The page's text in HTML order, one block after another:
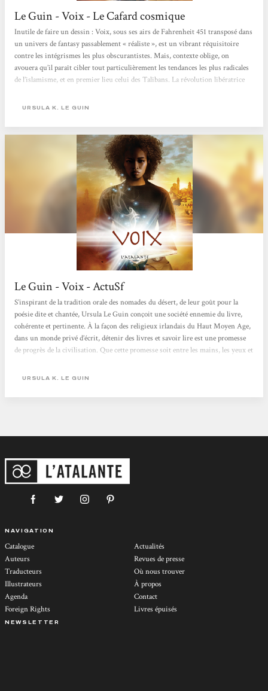
Le Guin - Voix - Le Cafard cosmique
Inutile de faire un dessin : Voix, sous ses airs de Fahrenheit 451 transposé dans
un univers de fantasy passablement « réaliste », est un vibrant réquisitoire
contre les intégrismes les plus obscurantistes. Mais, contexte oblige, on
avouera qu’il paraît cibler tout particulièrement les tendances les plus radicales
de l’islamisme, et en premier lieu celui des Talibans. La révolution libératrice
Orrec Caspro flambeau de la liberté, il est difficile de ne pas faire le lien avec
URSULA K. LE GUIN
Le Guin - Voix - ActuSf
S’inspirant de la tradition orale des nomades du désert, de leur goût pour la
poésie dite et chantée, Ursula Le Guin conçoit une société ennemie du livre,
cohérente et pertinente. À la façon des religieux irlandais du Haut Moyen Age,
dans un monde privé d’écrit, détenir des livres et savoir lire est une promesse
de progrès de la civilisation. Que cette promesse soit entre les mains, les yeux et
savoir. Préserver le savoir pour le faire éclore plus tard. En garder le secret,
URSULA K. LE GUIN
NAVIGATION
Catalogue
Auteurs
Traducteurs
Illustrateurs
Agenda
Foreign Rights
Actualités
Revues de presse
Où nous trouver
À propos
Contact
Livres épuisés
NEWSLETTER